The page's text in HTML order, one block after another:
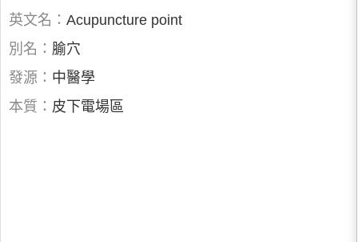
英文名： Acupuncture point
別名： 腧穴
發源： 中醫學
本質： 皮下電場區